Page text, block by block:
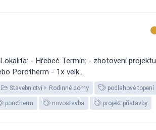
- Hřebeč Termín: - zhotovení projektu
Porotherm - 1x velk...
Stavebnictví Rodinné domy podlahové topení
porotherm novostavba projekt přístavby